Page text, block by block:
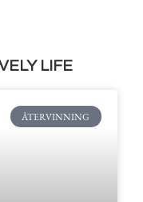
LIFE
ÅTERVINNING